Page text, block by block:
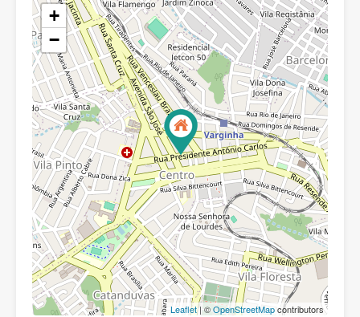
+
−
Leaflet| ©OpenStreetMapcontributors